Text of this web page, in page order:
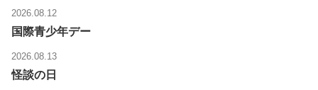
2026.08.12
国際青少年デー
2026.08.13
怪談の日